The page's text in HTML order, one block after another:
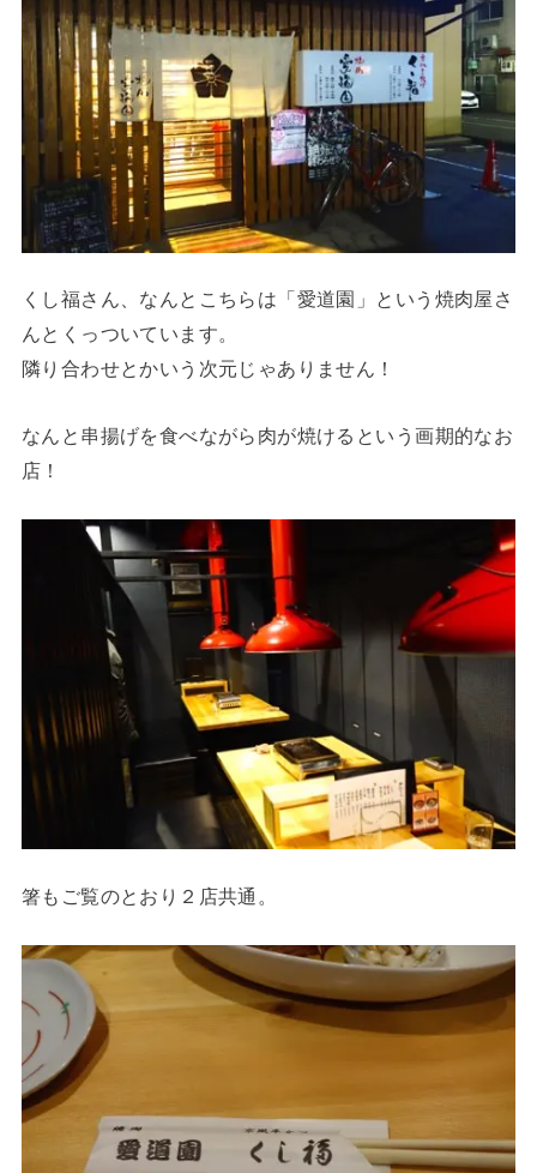
くし福さん、なんとこちらは「愛道園」という焼肉屋さ
んとくっついています。
隣り合わせとかいう次元じゃありません！
なんと串揚げを食べながら肉が焼けるという画期的なお
店！
箸もご覧のとおり２店共通。